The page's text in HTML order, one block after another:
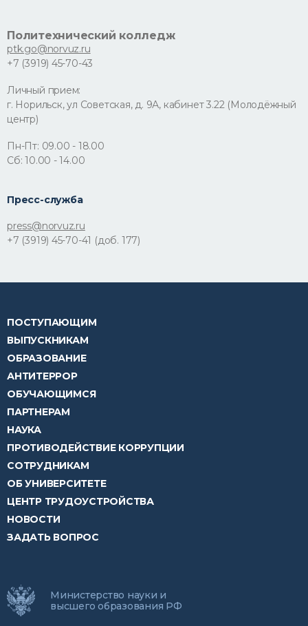
Политехнический колледж
ptk.go@norvuz.ru
+7 (3919) 45-70-43
Личный прием:
г. Норильск, ул Советская, д. 9А, кабинет 3.22 (Молодёжный
центр)
Пн-Пт: 09.00 - 18.00
Сб: 10.00 - 14.00
Пресс-служба
press@norvuz.ru
+7 (3919) 45-70-41 (доб. 177)
ПОСТУПАЮЩИМ
ВЫПУСКНИКАМ
ОБРАЗОВАНИЕ
АНТИТЕРРОР
ОБУЧАЮЩИМСЯ
ПАРТНЕРАМ
НАУКА
ПРОТИВОДЕЙСТВИЕ КОРРУПЦИИ
СОТРУДНИКАМ
ОБ УНИВЕРСИТЕТЕ
ЦЕНТР ТРУДОУСТРОЙСТВА
НОВОСТИ
ЗАДАТЬ ВОПРОС
Министерство науки и
высшего образования РФ